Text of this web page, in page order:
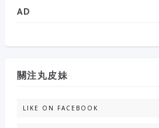
AD
關注丸皮妹
LIKE ON FACEBOOK